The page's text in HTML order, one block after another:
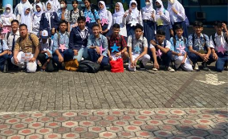
Tuah 1 Jakarta – Kegiatan Ramah Siswa
Hang Tuah 1 Jakarta Satukan Olahraga
29/06/2026
LAMA! LANGKAH SMAS HANG
SAMBUT AJARAN BARU 05/06/2026
HARUS MENJADI LABORATORIUM